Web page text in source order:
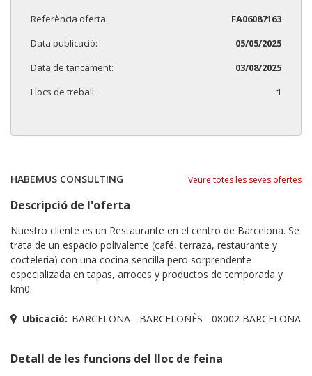
Referència oferta:
FA06087163
Data publicació:
05/05/2025
Data de tancament:
03/08/2025
Llocs de treball:
1
HABEMUS CONSULTING Veure totes les seves ofertes
Descripció de l'oferta
Nuestro cliente es un Restaurante en el centro de Barcelona. Se
trata de un espacio polivalente (café, terraza, restaurante y
coctelería) con una cocina sencilla pero sorprendente
especializada en tapas, arroces y productos de temporada y
km0.
Ubicació: BARCELONA - BARCELONÈS - 08002 BARCELONA
Detall de les funcions del lloc de feina